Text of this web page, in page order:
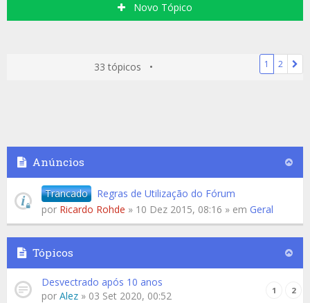
Novo Tópico
33 tópicos • 1 2
Anúncios
Trancado
Regras de Utilização do Fórum
por Ricardo Rohde » 10 Dez 2015, 08:16 » em Geral
Tópicos
Desvectrado após 10 anos
1 2
por Alez » 03 Set 2020, 00:52